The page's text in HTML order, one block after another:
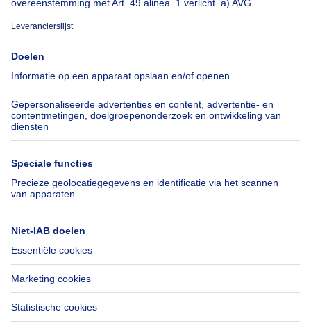
Immoweb
Pers
Jobs
Axel Springer Group
SeLoger.com
Immowelt.de
Belfius
Verzekeringen
Verhuis checklist
Hulp
Veelgestelde vragen
Toegankelijkheid
Contacteer ons
Volg ons
LinkedIn
Immoweb SA © 2026 - Alle rechten voorbehouden
Gebruiksvoorwaarden Cookie instellingen Privacybeleid